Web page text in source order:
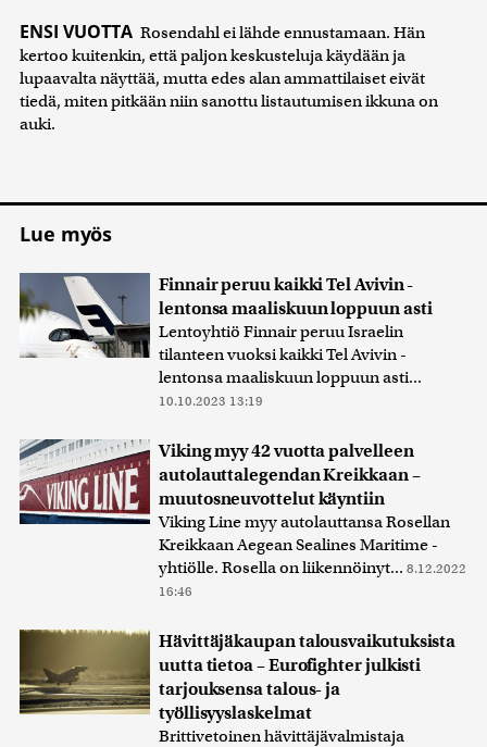
ENSI VUOTTA Rosendahl ei lähde ennustamaan. Hän
kertoo kuitenkin, että paljon keskusteluja käydään ja
lupaavalta näyttää, mutta edes alan ammattilaiset eivät
tiedä, miten pitkään niin sanottu listautumisen ikkuna on
auki.
Lue myös
Finnair peruu kaikki Tel Avivin -
lentonsa maaliskuun loppuun asti
Lentoyhtiö Finnair peruu Israelin
tilanteen vuoksi kaikki Tel Avivin -
lentonsa maaliskuun loppuun asti...
10.10.2023 13:19
Viking myy 42 vuotta palvelleen
autolauttalegendan Kreikkaan –
muutosneuvottelut käyntiin
Viking Line myy autolauttansa Rosellan
Kreikkaan Aegean Sealines Maritime -
yhtiölle. Rosella on liikennöinyt... 8.12.2022
16:46
Hävittäjäkaupan talousvaikutuksista
uutta tietoa – Eurofighter julkisti
tarjouksensa talous- ja
työllisyyslaskelmat
Brittivetoinen hävittäjävalmistaja